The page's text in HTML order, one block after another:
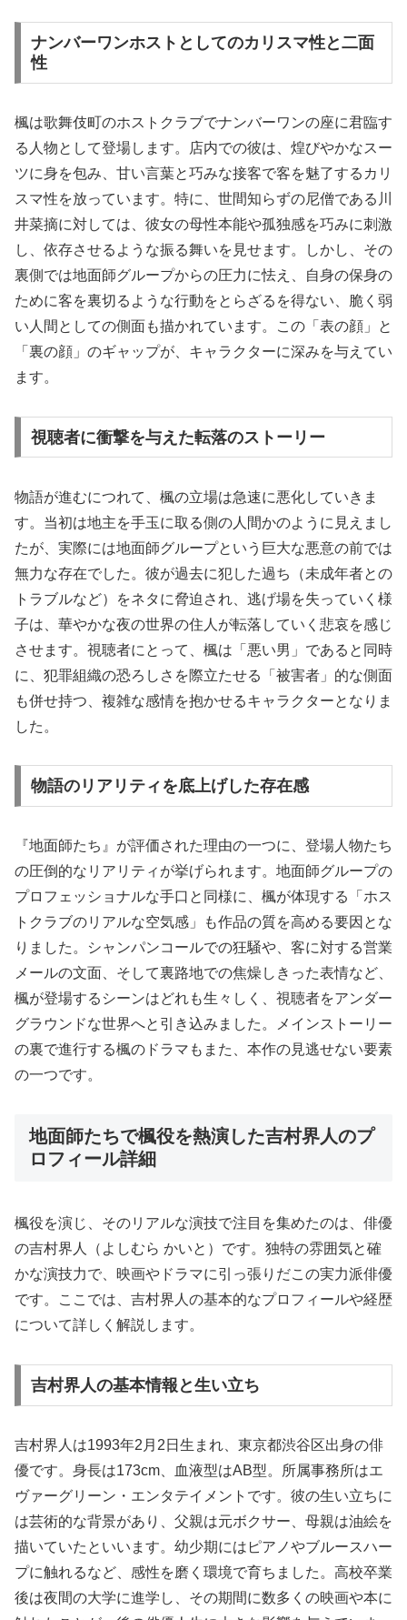
ナンバーワンホストとしてのカリスマ性と二面
性
楓は歌舞伎町のホストクラブでナンバーワンの座に君臨す
る人物として登場します。店内での彼は、煌びやかなスー
ツに身を包み、甘い言葉と巧みな接客で客を魅了するカリ
スマ性を放っています。特に、世間知らずの尼僧である川
井菜摘に対しては、彼女の母性本能や孤独感を巧みに刺激
し、依存させるような振る舞いを見せます。しかし、その
裏側では地面師グループからの圧力に怯え、自身の保身の
ために客を裏切るような行動をとらざるを得ない、脆く弱
い人間としての側面も描かれています。この「表の顔」と
「裏の顔」のギャップが、キャラクターに深みを与えてい
ます。
視聴者に衝撃を与えた転落のストーリー
物語が進むにつれて、楓の立場は急速に悪化していきま
す。当初は地主を手玉に取る側の人間かのように見えまし
たが、実際には地面師グループという巨大な悪意の前では
無力な存在でした。彼が過去に犯した過ち（未成年者との
トラブルなど）をネタに脅迫され、逃げ場を失っていく様
子は、華やかな夜の世界の住人が転落していく悲哀を感じ
させます。視聴者にとって、楓は「悪い男」であると同時
に、犯罪組織の恐ろしさを際立たせる「被害者」的な側面
も併せ持つ、複雑な感情を抱かせるキャラクターとなりま
した。
物語のリアリティを底上げした存在感
『地面師たち』が評価された理由の一つに、登場人物たち
の圧倒的なリアリティが挙げられます。地面師グループの
プロフェッショナルな手口と同様に、楓が体現する「ホス
トクラブのリアルな空気感」も作品の質を高める要因とな
りました。シャンパンコールでの狂騒や、客に対する営業
メールの文面、そして裏路地での焦燥しきった表情など、
楓が登場するシーンはどれも生々しく、視聴者をアンダー
グラウンドな世界へと引き込みました。メインストーリー
の裏で進行する楓のドラマもまた、本作の見逃せない要素
の一つです。
地面師たちで楓役を熱演した吉村界人のプ
ロフィール詳細
楓役を演じ、そのリアルな演技で注目を集めたのは、俳優
の吉村界人（よしむら かいと）です。独特の雰囲気と確
かな演技力で、映画やドラマに引っ張りだこの実力派俳優
です。ここでは、吉村界人の基本的なプロフィールや経歴
について詳しく解説します。
吉村界人の基本情報と生い立ち
吉村界人は1993年2月2日生まれ、東京都渋谷区出身の俳
優です。身長は173cm、血液型はAB型。所属事務所はエ
ヴァーグリーン・エンタテイメントです。彼の生い立ちに
は芸術的な背景があり、父親は元ボクサー、母親は油絵を
描いていたといいます。幼少期にはピアノやブルースハー
プに触れるなど、感性を磨く環境で育ちました。高校卒業
後は夜間の大学に進学し、その期間に数多くの映画や本に